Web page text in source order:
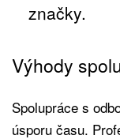
značky.
Výhody
Spolupráce s
úsporu času.